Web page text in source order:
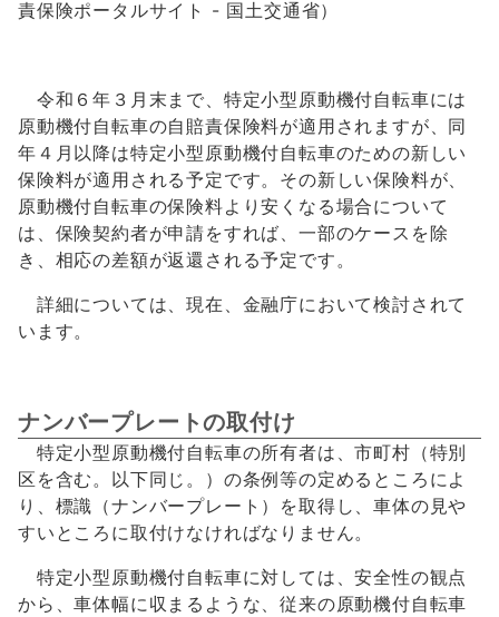
責保険ポータルサイト - 国土交通省）
令和６年３月末まで、特定小型原動機付自転車には
原動機付自転車の自賠責保険料が適用されますが、同
年４月以降は特定小型原動機付自転車のための新しい
保険料が適用される予定です。その新しい保険料が、
原動機付自転車の保険料より安くなる場合について
は、保険契約者が申請をすれば、一部のケースを除
き、相応の差額が返還される予定です。
詳細については、現在、金融庁において検討されて
います。
ナンバープレートの取付け
特定小型原動機付自転車の所有者は、市町村（特別
区を含む。以下同じ。）の条例等の定めるところによ
り、標識（ナンバープレート）を取得し、車体の見や
すいところに取付けなければなりません。
特定小型原動機付自転車に対しては、安全性の観点
から、車体幅に収まるような、従来の原動機付自転車